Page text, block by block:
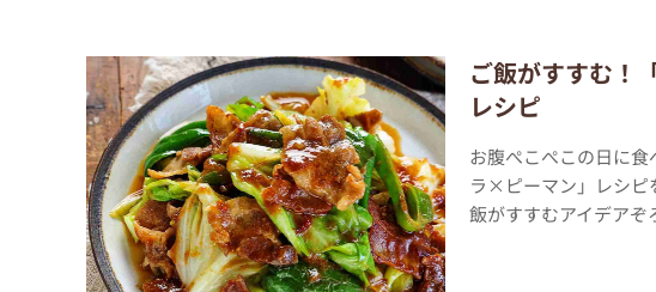
ご飯がすすむ！
レシピ
お腹ぺこぺこの日に
ラ×ピーマン」レシピ
飯がすすむアイデア